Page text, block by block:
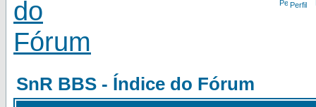
Perfil
SnR BBS - Índice do Fórum